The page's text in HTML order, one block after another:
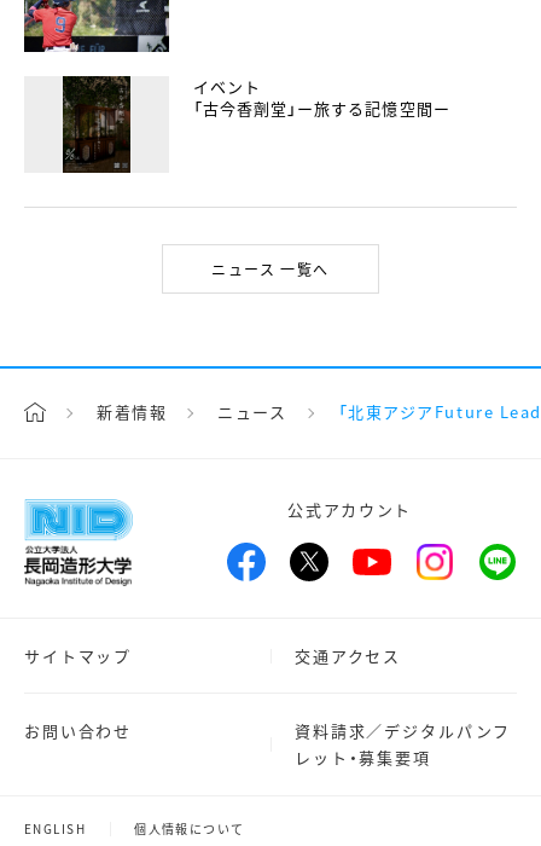
イベント
「古今香劑堂」ー旅する記憶空間ー
ニュース 一覧へ
新着情報 ニュース 「北東アジアFuture
公式アカウント
サイトマップ 交通アクセス
お問い合わせ
資料請求／デジタルパンフ
レット・募集要項
ENGLISH 個人情報について